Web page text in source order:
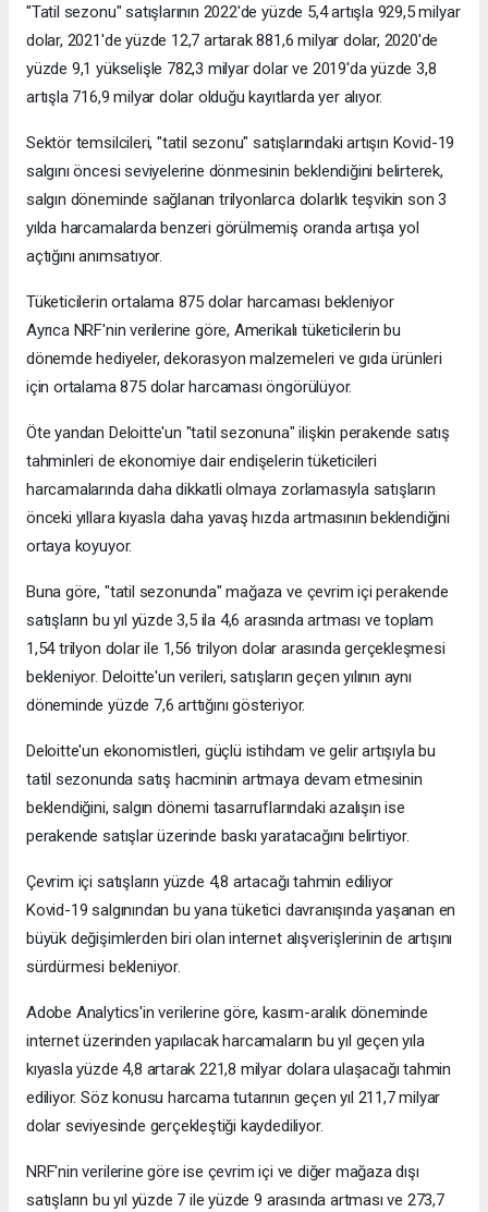
"Tatil sezonu" satışlarının 2022'de yüzde 5,4 artışla 929,5 milyar
dolar, 2021'de yüzde 12,7 artarak 881,6 milyar dolar, 2020'de
yüzde 9,1 yükselişle 782,3 milyar dolar ve 2019'da yüzde 3,8
artışla 716,9 milyar dolar olduğu kayıtlarda yer alıyor.
Sektör temsilcileri, "tatil sezonu" satışlarındaki artışın Kovid-19
salgını öncesi seviyelerine dönmesinin beklendiğini belirterek,
salgın döneminde sağlanan trilyonlarca dolarlık teşvikin son 3
yılda harcamalarda benzeri görülmemiş oranda artışa yol
açtığını anımsatıyor.
Tüketicilerin ortalama 875 dolar harcaması bekleniyor
Ayrıca NRF'nin verilerine göre, Amerikalı tüketicilerin bu
dönemde hediyeler, dekorasyon malzemeleri ve gıda ürünleri
için ortalama 875 dolar harcaması öngörülüyor.
Öte yandan Deloitte'un "tatil sezonuna" ilişkin perakende satış
tahminleri de ekonomiye dair endişelerin tüketicileri
harcamalarında daha dikkatli olmaya zorlamasıyla satışların
önceki yıllara kıyasla daha yavaş hızda artmasının beklendiğini
ortaya koyuyor.
Buna göre, "tatil sezonunda" mağaza ve çevrim içi perakende
satışların bu yıl yüzde 3,5 ila 4,6 arasında artması ve toplam
1,54 trilyon dolar ile 1,56 trilyon dolar arasında gerçekleşmesi
bekleniyor. Deloitte'un verileri, satışların geçen yılının aynı
döneminde yüzde 7,6 arttığını gösteriyor.
Deloitte'un ekonomistleri, güçlü istihdam ve gelir artışıyla bu
tatil sezonunda satış hacminin artmaya devam etmesinin
beklendiğini, salgın dönemi tasarruflarındaki azalışın ise
perakende satışlar üzerinde baskı yaratacağını belirtiyor.
Çevrim içi satışların yüzde 4,8 artacağı tahmin ediliyor
Kovid-19 salgınından bu yana tüketici davranışında yaşanan en
büyük değişimlerden biri olan internet alışverişlerinin de artışını
sürdürmesi bekleniyor.
Adobe Analytics'in verilerine göre, kasım-aralık döneminde
internet üzerinden yapılacak harcamaların bu yıl geçen yıla
kıyasla yüzde 4,8 artarak 221,8 milyar dolara ulaşacağı tahmin
ediliyor. Söz konusu harcama tutarının geçen yıl 211,7 milyar
dolar seviyesinde gerçekleştiği kaydediliyor.
NRF'nin verilerine göre ise çevrim içi ve diğer mağaza dışı
satışların bu yıl yüzde 7 ile yüzde 9 arasında artması ve 273,7